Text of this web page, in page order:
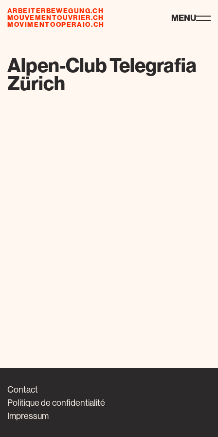
ARBEITERBEWEGUNG.CH
MOUVEMENTOUVRIER.CH
MOVIMENTOOPERAIO.CH
ressources MENU
Alpen-Club Telegrafia
Zürich
Contact
Politique de confidentialité
Impressum